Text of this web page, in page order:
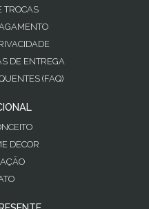
TROCAS
DE ENTREGA
(FAQ)
DECOR